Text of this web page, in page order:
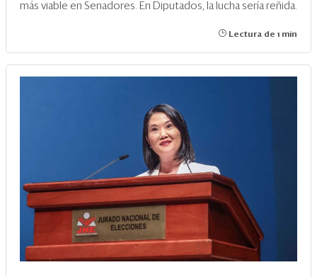
más viable en Senadores. En Diputados, la lucha sería reñida.
Lectura de 1 min